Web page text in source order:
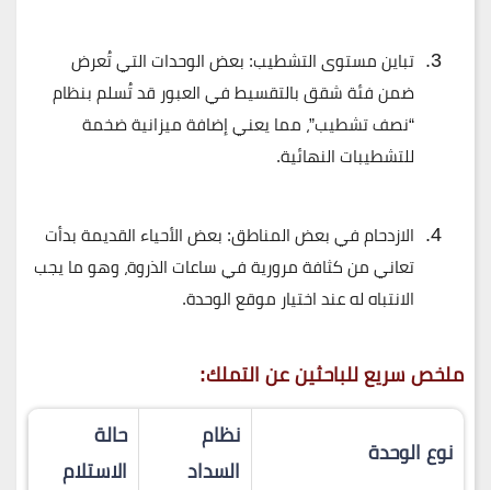
تباين مستوى التشطيب: بعض الوحدات التي تُعرض
ضمن فئةشقق بالتقسيط في العبور قد تُسلم بنظام
“نصف تشطيب”، مما يعني إضافة ميزانية ضخمة
للتشطيبات النهائية.
الازدحام في بعض المناطق: بعض الأحياء القديمة بدأت
تعاني من كثافة مرورية في ساعات الذروة، وهو ما يجب
الانتباه له عند اختيار موقع الوحدة.
ملخص سريع للباحثين عن التملك:
نوع الوحدة
نظام
السداد
حالة
الاستلام